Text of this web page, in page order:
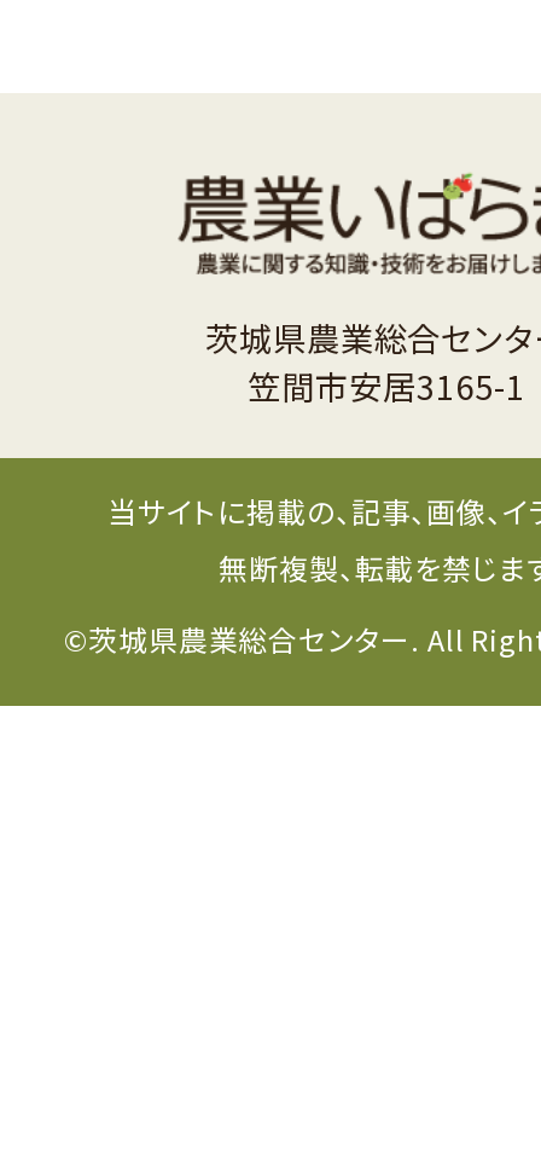
茨城県農業総合セン
笠間市安居3165-1
当サイトに掲載の、記事、画像、
無断複製、転載を禁じま
©茨城県農業総合センター. All